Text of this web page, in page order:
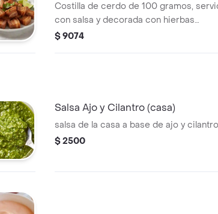
Costilla de cerdo de 100 gramos,
con salsa y decorada con hierbas
frescas.
$ 9074
Salsa Ajo y Cilantro (casa)
salsa de la casa a base de ajo y
$ 2500